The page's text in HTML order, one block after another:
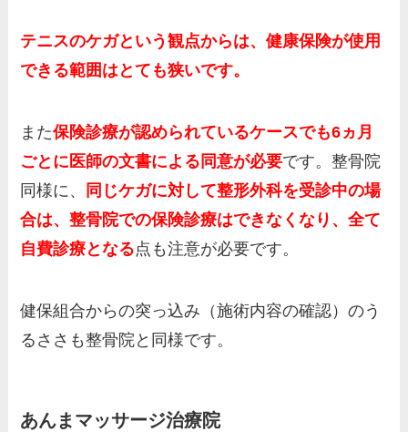
テニスのケガという観点からは、健康保険が使用
できる範囲はとても狭いです。
また保険診療が認められているケースでも6ヵ月
ごとに医師の文書による同意が必要です。整骨院
同様に、
同じケガに対して整形外科を受診中の場
合は、整骨院での保険診療はできなくなり、全て
自費診療となる点も注意が必要です。
健保組合からの突っ込み（施術内容の確認）のう
るささも整骨院と同様です。
あんまマッサージ治療院